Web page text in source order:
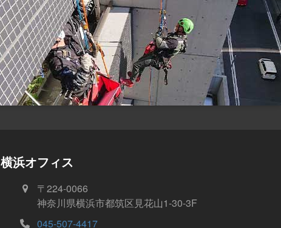
横浜オフィス
〒224-0066
神奈川県横浜市都筑区見花山1-30-3F
045-507-4417